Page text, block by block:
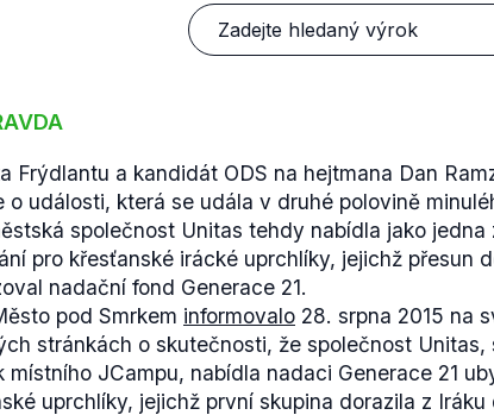
Frýdlantu a kandidát ODS na hejtmana Dan
o události, která se udála v druhé polovině
společnost Unitas tehdy nabídla jako jedna
pro křesťanské irácké uprchlíky, jejichž přesun
nadační fond Generace 21.
pod Smrkem informovalo 28. srpna 2015 na
stránkách o skutečnosti, že společnost Unitas,
místního JCampu, nabídla nadaci Generace 21
uprchlíky, jejichž první skupina dorazila z Iráku